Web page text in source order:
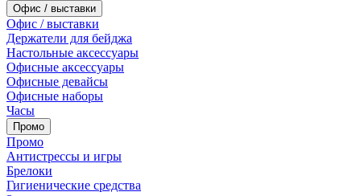
Офис / выставки
Офис / выставки
Держатели для бейджа
Настольные аксессуары
Офисные аксессуары
Офисные девайсы
Офисные наборы
Часы
Промо
Промо
Антистрессы и игры
Брелоки
Гигиенические средства